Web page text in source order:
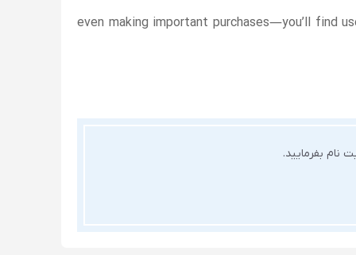
even making important purchases—you’ll find
نام بفرمایید.